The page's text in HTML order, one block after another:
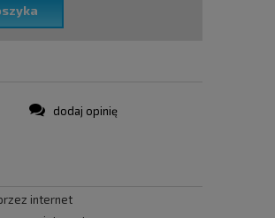
dodaj opinię